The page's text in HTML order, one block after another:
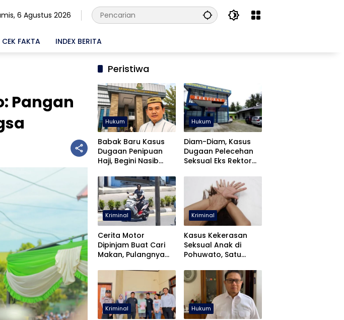
6 Agustus 2026
CEK FAKTA INDEX BERITA
Pangan
Peristiwa
Hukum
Babak Baru Kasus
Dugaan Penipuan
Haji, Begini Nasib
Hukum
Diam-Diam, Kasus
Dugaan Pelecehan
Seksual Eks Rektor
Kriminal
Cerita Motor
Dipinjam Buat Cari
Makan, Pulangnya
Pohuwato
Kriminal
Kasus Kekerasan
Seksual Anak di
Pohuwato, Satu
Kriminal Hukum